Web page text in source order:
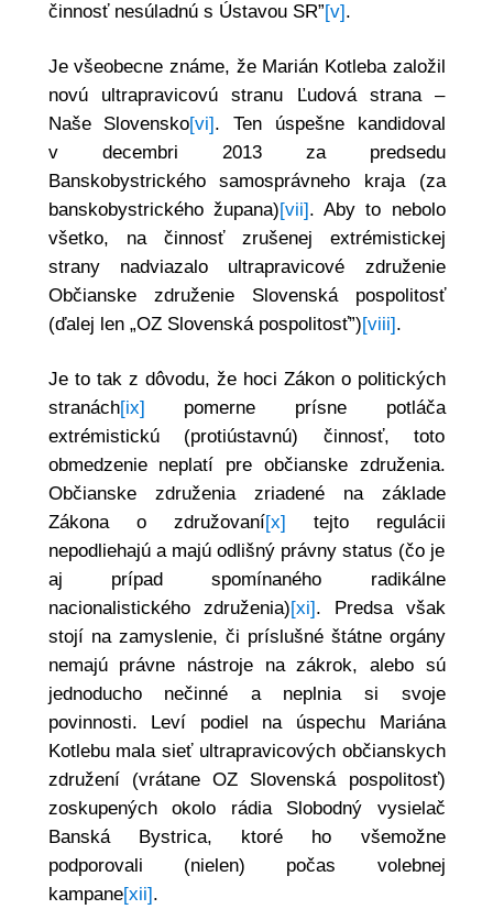
činnosť nesúladnú s Ústavou SR”[v].
Je všeobecne známe, že Marián Kotleba založil
novú ultrapravicovú stranu Ľudová strana –
Naše Slovensko[vi]. Ten úspešne kandidoval
v decembri 2013 za predsedu
Banskobystrického samosprávneho kraja (za
banskobystrického župana)[vii]. Aby to nebolo
všetko, na činnosť zrušenej extrémistickej
strany nadviazalo ultrapravicové združenie
Občianske združenie Slovenská pospolitosť
(ďalej len „OZ Slovenská pospolitosť”)[viii].
Je to tak z dôvodu, že hoci Zákon o politických
stranách[ix] pomerne prísne potláča
extrémistickú (protiústavnú) činnosť, toto
obmedzenie neplatí pre občianske združenia.
Občianske združenia zriadené na základe
Zákona o združovaní[x] tejto regulácii
nepodliehajú a majú odlišný právny status (čo je
aj prípad spomínaného radikálne
nacionalistického združenia)[xi]. Predsa však
stojí na zamyslenie, či príslušné štátne orgány
nemajú právne nástroje na zákrok, alebo sú
jednoducho nečinné a neplnia si svoje
povinnosti. Leví podiel na úspechu Mariána
Kotlebu mala sieť ultrapravicových občianskych
združení (vrátane OZ Slovenská pospolitosť)
zoskupených okolo rádia Slobodný vysielač
Banská Bystrica, ktoré ho všemožne
podporovali (nielen) počas volebnej
kampane[xii].